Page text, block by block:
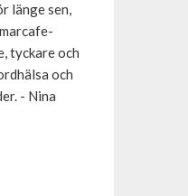
länge sen,
tyckare och
och
- Nina